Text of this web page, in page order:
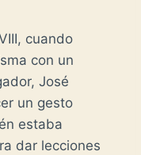
cuando
con un
José
un gesto
estaba
dar lecciones